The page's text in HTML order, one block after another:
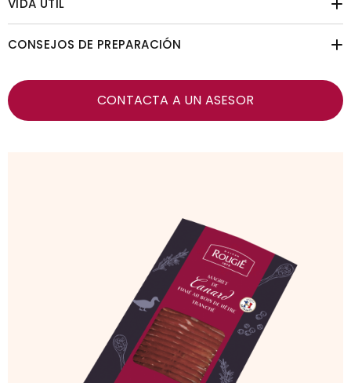
VIDA ÚTIL
CONSEJOS DE PREPARACIÓN
CONTACTA A UN ASESOR